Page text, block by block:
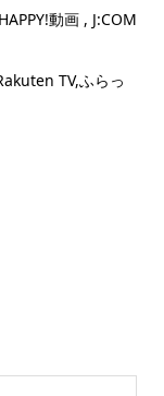
動画 , J:COM
TV,ふらっ